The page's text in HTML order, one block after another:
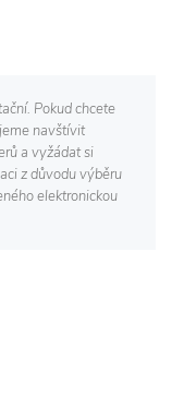
Pokud chcete
navštívit
a vyžádat si
z důvodu výběru
elektronickou